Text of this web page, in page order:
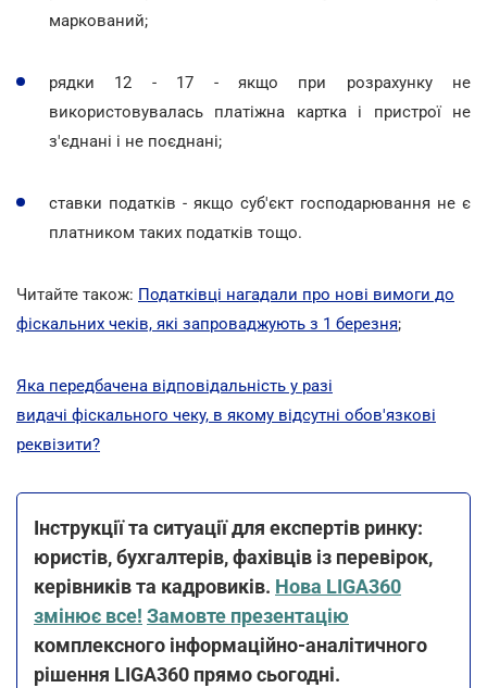
маркований;
рядки 12 - 17 - якщо при розрахунку не
використовувалась платіжна картка і пристрої не
з'єднані і не поєднані;
ставки податків - якщо суб'єкт господарювання не є
платником таких податків тощо.
Читайте також: Податківці нагадали про нові вимоги до
фіскальних чеків, які запроваджують з 1 березня;
Яка передбачена відповідальність у разі
видачі фіскального чеку, в якому відсутні обов'язкові
реквізити?
Інструкції та ситуації для експертів ринку:
юристів, бухгалтерів, фахівців із перевірок,
керівників та кадровиків. Нова LIGA360
змінює все! Замовте презентацію
комплексного інформаційно-аналітичного
рішення LIGA360 прямо сьогодні.